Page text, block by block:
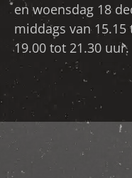
en woensdag 18
middags van 15.15
19.00 tot 21.30 uur.